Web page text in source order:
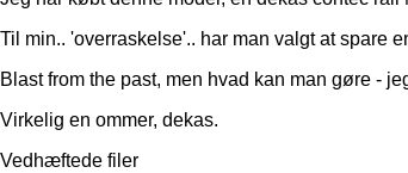
Til min.. 'overraskelse'.. har man valgt at spare
Blast from the past, men hvad kan man gøre -
Virkelig en ommer, dekas.
Vedhæftede filer